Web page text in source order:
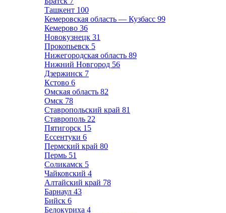
Ташкент 100
Кемеровская область — Кузбасс 99
Кемерово 36
Новокузнецк 31
Прокопьевск 5
Нижегородская область 89
Нижний Новгород 56
Дзержинск 7
Кстово 6
Омская область 82
Омск 78
Ставропольский край 81
Ставрополь 22
Пятигорск 15
Ессентуки 6
Пермский край 80
Пермь 51
Соликамск 5
Чайковский 4
Алтайский край 78
Барнаул 43
Бийск 6
Белокуриха 4